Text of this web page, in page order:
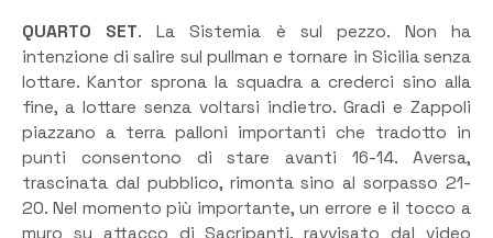
QUARTO SET. La Sistemia è sul pezzo. Non ha
intenzione di salire sul pullman e tornare in Sicilia senza
lottare. Kantor sprona la squadra a crederci sino alla
fine, a lottare senza voltarsi indietro. Gradi e Zappoli
piazzano a terra palloni importanti che tradotto in
punti consentono di stare avanti 16-14. Aversa,
trascinata dal pubblico, rimonta sino al sorpasso 21-
20. Nel momento più importante, un errore e il tocco a
muro su attacco di Sacripanti, ravvisato dal video